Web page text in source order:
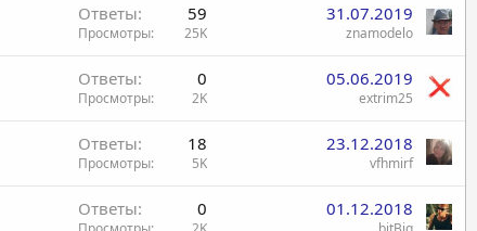
Ответы 59
Просмотры 25K
31.07.2019
znamodelo
Ответы 0
Просмотры 2K
05.06.2019
extrim25
Ответы 18
Просмотры 5K
23.12.2018
vfhmirf
Ответы 0 01.12.2018